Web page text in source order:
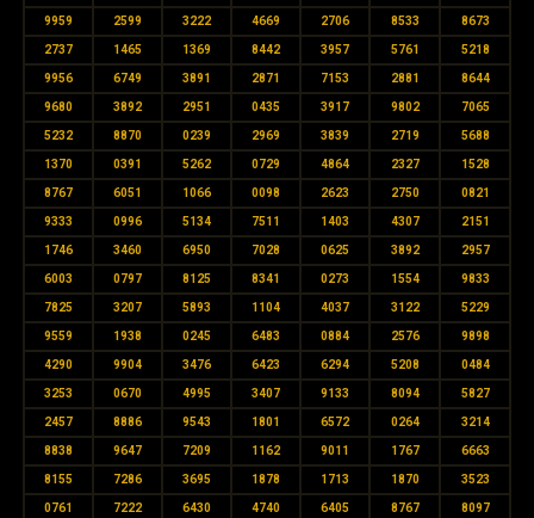
9959 2599 3222 4669 2706 8533 8673
2737 1465 1369 8442 3957 5761 5218
9956 6749 3891 2871 7153 2881 8644
9680 3892 2951 0435 3917 9802 7065
5232 8870 0239 2969 3839 2719 5688
1370 0391 5262 0729 4864 2327 1528
8767 6051 1066 0098 2623 2750 0821
9333 0996 5134 7511 1403 4307 2151
1746 3460 6950 7028 0625 3892 2957
6003 0797 8125 8341 0273 1554 9833
7825 3207 5893 1104 4037 3122 5229
9559 1938 0245 6483 0884 2576 9898
4290 9904 3476 6423 6294 5208 0484
3253 0670 4995 3407 9133 8094 5827
2457 8886 9543 1801 6572 0264 3214
8838 9647 7209 1162 9011 1767 6663
8155 7286 3695 1878 1713 1870 3523
0761 7222 6430 4740 6405 8767 8097